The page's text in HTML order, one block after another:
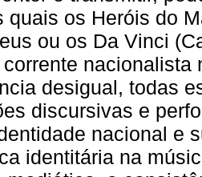
quais os Heróis do
ou os Da Vinci
nacionalista
desigual, todas
discursivas e
nacional e
identitária na